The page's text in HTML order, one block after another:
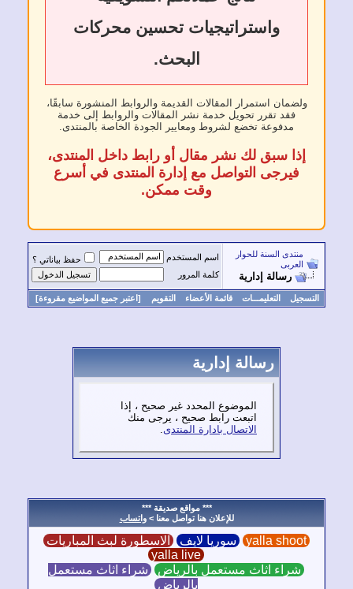
واستراتيجيات تحسين محركات
ولضمان استمرار المقالات القديمة والروابط المنشورة سابقًا،
فقد تقرر تحويل خدمة نشر المقالات والروابط إلى خدمة
مدفوعة تخضع لشروط ومعايير الجودة الخاصة بالمنتدى.
إذا سبق لك نشر مقال أو رابط داخل المنتدى،
فيرجى التواصل مع إدارة المنتدى في أسرع
وقت ممكن.
منتدى السنة للحوار
رسالة إدارية
اسم المستخدم
حفظ بياناتي ؟
كلمة المرور
التعليمـــات قائمة الأعضاء التقويم [اعتبر جميع المواضيع مقروءة]
رسالة إدارية
الموضوع المحدد غير صحيح ، إذا
اتبعت رابط صحيح ، يرجى منك
الاتصال بادارة المنتدى
*** مواقع صديقة ***
للإعلان هنا تواصل معنا >واتساب
سوريا لايف الاسطورة لبث المباريات
شراء اثاث مستعمل بالرياض شراء اثاث مستعمل